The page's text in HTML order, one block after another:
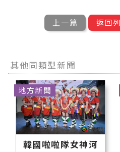
上一篇 返回
其他同類型新聞
韓國啦啦隊女神河
地方新聞